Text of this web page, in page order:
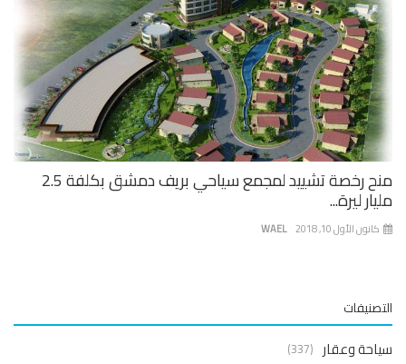
منح رخصة تشييد لمجمع سياحي بريف دمشق بكلفة 2.5
ليرة...
WAEL الأول 10, 2018
وعقار (337)